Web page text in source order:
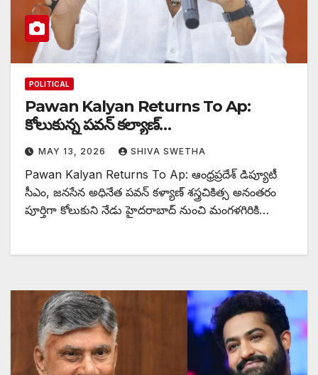
POLITICAL
Pawan Kalyan Returns To Ap:
కోలుకున్న పవన్‌ కల్యాణ్‌…
MAY 13, 2026 SHIVA SWETHA
Pawan Kalyan Returns To Ap: ఆంధ్రప్రదేశ్ డిప్యూటీ
సీఎం, జనసేన అధినేత పవన్ కళ్యాణ్ శస్త్రచికిత్స అనంతరం
పూర్తిగా కోలుకుని నేడు హైదరాబాద్ నుంచి మంగళగిరికి…